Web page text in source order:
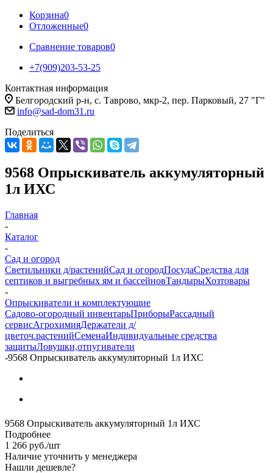
Корзина0
Отложенные0
Сравнение товаров0
+7(909)203-53-25
Контактная информация
Белгородский р-н, с. Таврово, мкр-2, пер. Парковый, 27 "Г"
info@sad-dom31.ru
Поделиться
9568 Опрыскиватель аккумуляторный
1л ИХС
Главная
-
Каталог
-
Сад и огород
Светильники д/растенийСад и огородПосудаСредства для
септиков и выгребных ям и бассейновТандырыХозтовары
-
Опрыскиватели и комплектующие
Садово-огородный инвентарьПриборыРассадный
сервисАгрохимияДержатели д/
цветоч.растенийСеменаИндивидуальные средства
защитыЛовушки,отпугиватели
-9568 Опрыскиватель аккумуляторный 1л ИХС
9568 Опрыскиватель аккумуляторный 1л ИХС
Подробнее
1 266 руб./шт
Наличие уточнить у менеджера
Нашли дешевле?